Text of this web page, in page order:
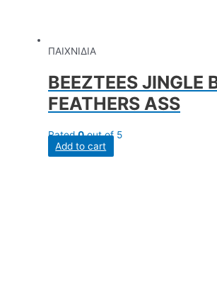
ΠΑΙΧΝΙΔΙΑ
BEEZTEES JINGLE
FEATHERS ASS
Rated0out of 5
Add to cart